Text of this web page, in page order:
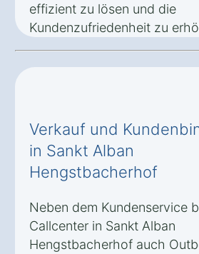
effizient zu lösen und die
Kundenzufriedenheit zu
Verkauf und
in Sankt Alban
Hengstbacherhof
Neben dem Kundenservice
Callcenter in Sankt Alban
Hengstbacherhof auch